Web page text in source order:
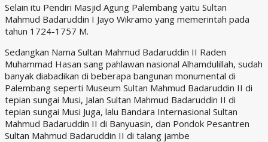
Selain itu Pendiri Masjid Agung Palembang yaitu Sultan
Mahmud Badaruddin I Jayo Wikramo yang memerintah pada
tahun 1724-1757 M.
Sedangkan Nama Sultan Mahmud Badaruddin II Raden
Muhammad Hasan sang pahlawan nasional Alhamdulillah, sudah
banyak diabadikan di beberapa bangunan monumental di
Palembang seperti Museum Sultan Mahmud Badaruddin II di
tepian sungai Musi, Jalan Sultan Mahmud Badaruddin II di
tepian sungai Musi Juga, lalu Bandara Internasional Sultan
Mahmud Badaruddin II di Banyuasin, dan Pondok Pesantren
Sultan Mahmud Badaruddin II di talang jambe